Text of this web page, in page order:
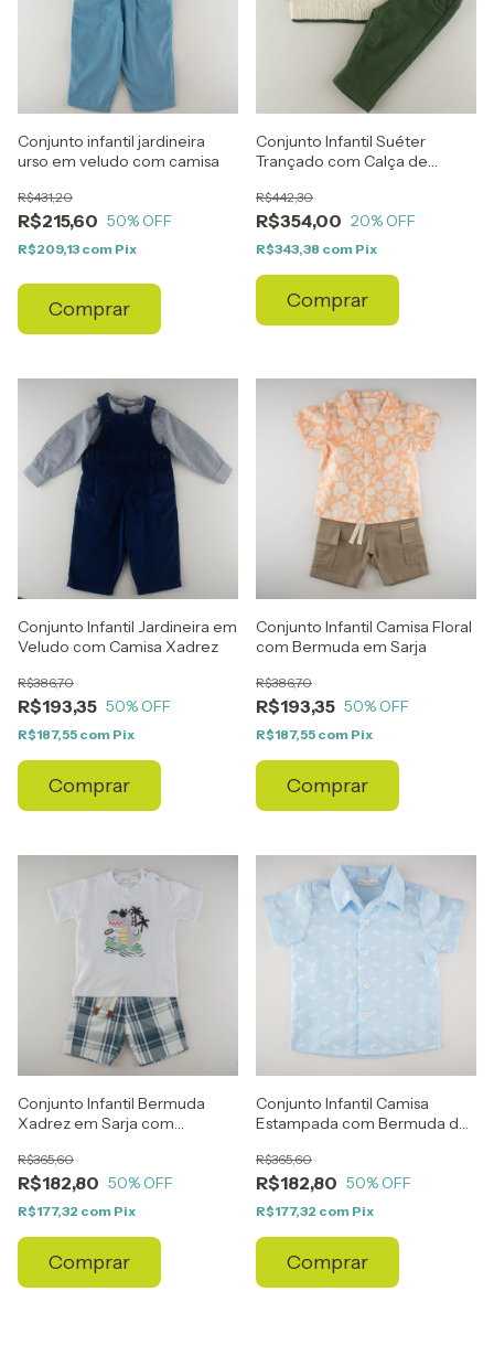
Conjunto infantil jardineira
urso em veludo com camisa
R$215,60
R$431,20
50% OFF
R$209,13 com Pix
Comprar
Conjunto Infantil Suéter
Trançado com Calça de
R$354,00
R$442,30
20% OFF
R$343,38 com Pix
Comprar
Conjunto Infantil Jardineira em
Veludo com Camisa Xadrez
R$193,35
R$386,70
50% OFF
R$187,55 com Pix
Comprar
Conjunto Infantil Camisa Floral
com Bermuda em Sarja
R$193,35
R$386,70
50% OFF
R$187,55 com Pix
Comprar
Conjunto Infantil Bermuda
Xadrez em Sarja com
R$182,80
R$365,60
50% OFF
R$177,32 com Pix
Comprar
Conjunto Infantil Camisa
Estampada com Bermuda de
R$182,80
R$365,60
50% OFF
R$177,32 com Pix
Comprar